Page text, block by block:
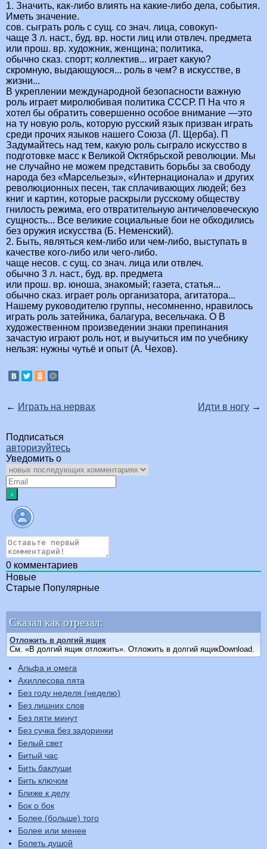
1. Значить, как-либо влиять на какие-либо дела, события.
Иметь значение.
сов. сыграть роль с сущ. со знач. лица, совокуп-
чаще 3 л. наст., буд. вр. ности лиц или отвлеч. предмета
или прош. вр. художник, женщина; политика,
обычно сказ. спорт; коллектив... играет какую?
скромную, выдающуюся... роль в чем? в искусстве, в
жизни...
В укреплении международной безопасности важную
роль играет миролюбивая политика СССР. П На что я
хотел бы обратить совершенно особое внимание —это
на ту новую роль, которую русский язык призван играть
среди прочих языков нашего Союза (Л. Щерба). П
Задумайтесь над тем, какую роль сыграло искусство в
подготовке масс к Великой Октябрьской революции. Мы
не случайно не можем представить борьбы за свободу
народа без «Марсельезы», «Интернационала» и других
революционных песен, так сплачивающих людей; без
книг и картин, которые раскрыли русскому обществу
гнилость режима, его отвратительную античеловеческую
сущность... Все великие социальные бои не обходились
без оружия искусства (Б. Неменский).
2. Быть, являться кем-либо или чем-либо, выступать в
качестве кого-либо или чего-либо.
чаще несов. с сущ. со знач. лица или отвлеч.
обычно 3 л. наст., буд. вр. предмета
или прош. вр. юноша, знакомый; газета, статья...
обычно сказ. играет роль организатора, агитатора...
Нашему руководителю группы, несомненно, нравилось
играть роль затейника, балагура, весельчака. О В
художественном произведении знаки препинания
зачастую играют роль нот, и выучиться им по учебнику
нельзя: нужны чутьё и опыт (А. Чехов).
← Играть на нервах Идти в ногу →
Подписаться
авторизуйтесь
Уведомить о
0 комментариев
Новые
Старые Популярные
Сказал как отрезал:
Отложить в долгий ящик
См. «В долгий ящик отложить». Отложить в долгий ящикDownload.
Альфа и омега
Ахиллесова пята
Без году неделя (неделю)
Без лишних слов
Без пяти минут
Без сучка без задоринки
Белый свет
Битый час
Бить баклуши
Бить ключом
Ближе к делу
Бок о бок
Более (больше) того
Более или менее
Болеть душой